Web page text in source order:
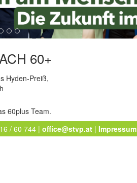
60+
Hyden-Preiß,
60plus Team.
/ 60 744 |office@stvp.at |Impressum